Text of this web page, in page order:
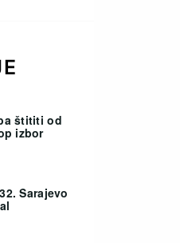
štititi od
izbor
Sarajevo